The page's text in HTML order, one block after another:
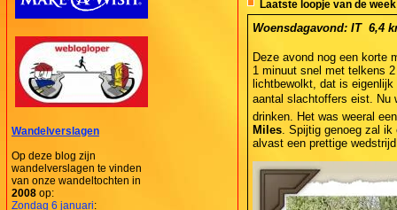
Wandelverslagen
Op deze blog zijn
wandelverslagen te vinden
van onze wandeltochten in
2008 op:
Zondag 6 januari:
Laatste loopje van de week
Woensdagavond: IT  6,4
Deze avond nog een korte
1 minuut snel met telkens
lichtbewolkt, dat is
aantal slachtoffers eist.
drinken. Het was weeral
Miles . Spijtig genoeg zal
alvast een prettige